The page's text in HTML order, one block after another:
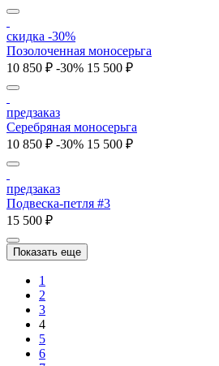
скидка -30%
Позолоченная моносерьга
10 850 ₽ -30% 15 500 ₽
предзаказ
Серебряная моносерьга
10 850 ₽ -30% 15 500 ₽
предзаказ
Подвеска-петля #3
15 500 ₽
Показать еще
1
2
3
4
5
6